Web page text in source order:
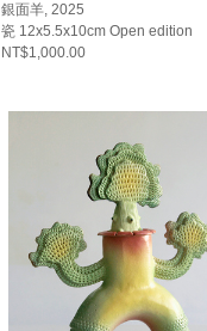
銀面羊, 2025
瓷 12x5.5x10cm Open edition
NT$1,000.00